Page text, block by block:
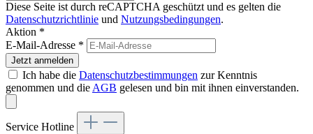
Diese Seite ist durch reCAPTCHA geschützt und es gelten die
Datenschutzrichtlinie und Nutzungsbedingungen.
Aktion *
E-Mail-Adresse *
Jetzt anmelden
Ich habe die Datenschutzbestimmungen zur Kenntnis
genommen und die AGB gelesen und bin mit ihnen einverstanden.
Service Hotline